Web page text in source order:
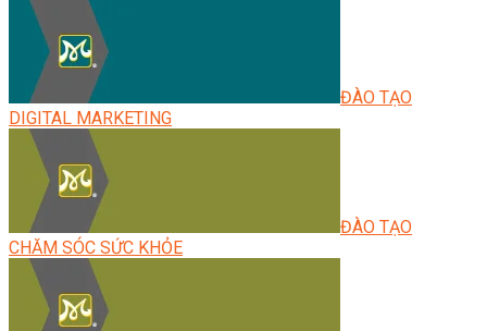
ĐÀO TẠO
DIGITAL MARKETING
ĐÀO TẠO
CHĂM SÓC SỨC KHỎE